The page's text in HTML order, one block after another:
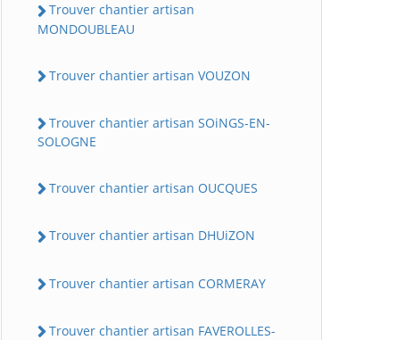
Trouver chantier artisan
MONDOUBLEAU
Trouver chantier artisan VOUZON
Trouver chantier artisan SOiNGS-EN-
SOLOGNE
Trouver chantier artisan OUCQUES
Trouver chantier artisan DHUiZON
Trouver chantier artisan CORMERAY
Trouver chantier artisan FAVEROLLES-